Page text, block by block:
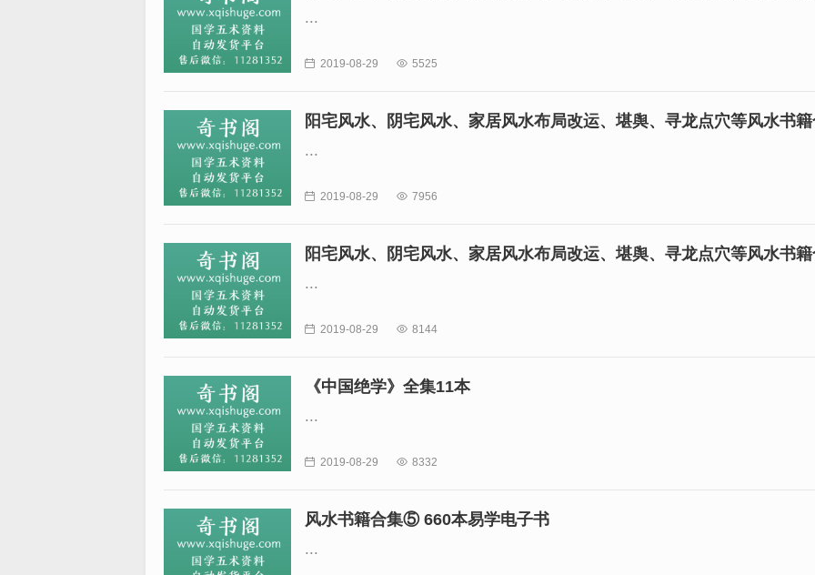
...
 2019-08-29  5525
阳宅风水、阴宅风水、家居风水布局改运、堪舆、寻龙点穴等风水书
...
 2019-08-29  7956
阳宅风水、阴宅风水、家居风水布局改运、堪舆、寻龙点穴等风水书
...
 2019-08-29  8144
《中国绝学》全集11本
...
 2019-08-29  8332
风水书籍合集⑤ 660本易学电子书
...